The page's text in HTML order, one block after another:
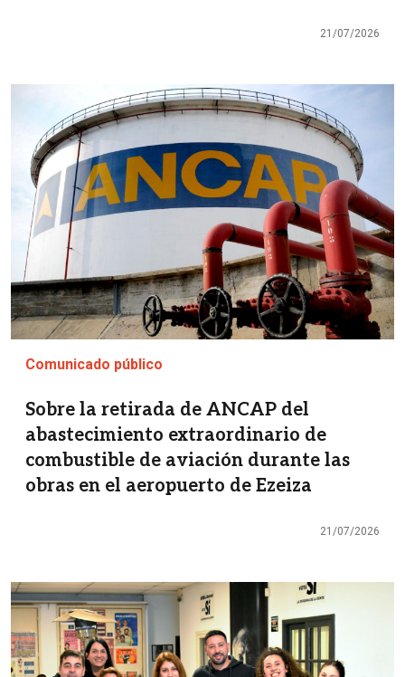
21/07/2026
Comunicado público
Sobre la retirada de ANCAP del
abastecimiento extraordinario de
combustible de aviación durante las
obras en el aeropuerto de Ezeiza
21/07/2026
Imagen